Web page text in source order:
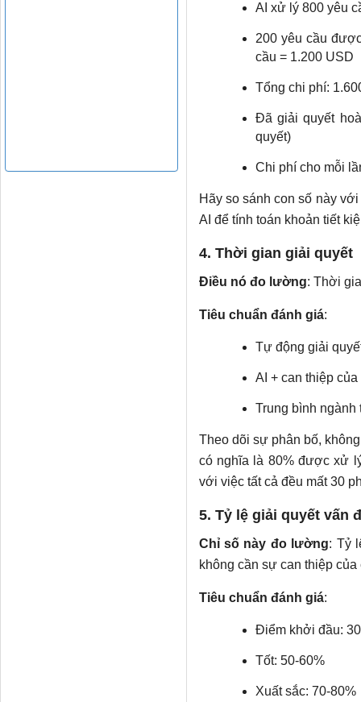
AI xử lý 800 yêu
200 yêu cầu
cầu = 1.200 USD
Tổng chi phí:
Đã giải quyết
quyết)
Chi phí cho mỗi
Hãy so sánh con số này
AI để tính toán khoản tiết
4. Thời gian giải quyết
Điều nó đo lường: Thời
Tiêu chuẩn đánh giá:
Tự động giải
AI + can thiệp
Trung bình
Theo dõi sự phân bố,
có nghĩa là 80% được xử
với việc tất cả đều mất 30
5. Tỷ lệ giải quyết vấn
Chỉ số này đo lường: Tỷ
không cần sự can thiệp
Tiêu chuẩn đánh giá:
Điểm khởi đầu:
Tốt: 50-60%
Xuất sắc: 70-80%